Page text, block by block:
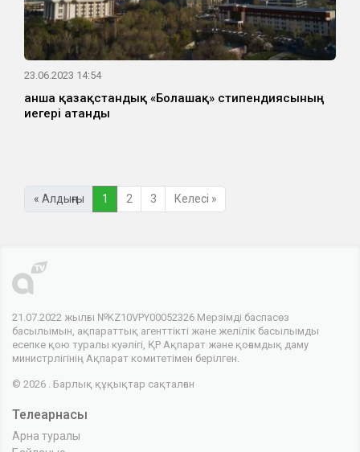
23.06.2023 14:54
Қанша қазақстандық «Болашақ» стипендиясының
иегері атанды
« Алдыңғы 1 2 3 Келесі »
21.07.2022 жылғы №KZ10VPY00052326 Мерзімді баспасөз
басылымын, ақпараттық агенттікті және желілік басылымды
есепке қою туралы куәлігі, ҚР Ақпарат және қоғамдық даму
министрлігінің Ақпарат комитетімен берілген.
© 2026 . Барлық құқықтар сақталған
Телеарнасы
Арна туралы